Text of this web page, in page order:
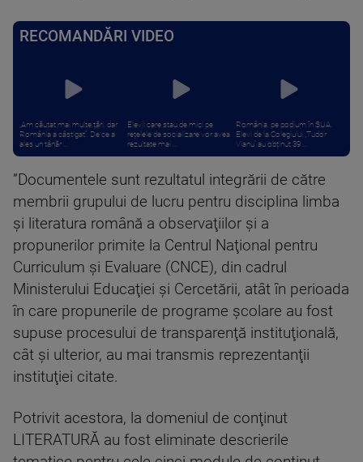
RECOMANDĂRI VIDEO
„Am căutat mai multe țări, dar
România a câștigat”. De ce a
ales un tânăr ...
Elevii care stau de mici pe
rețelele de socializare vor avea
rezultate mai ...
România, pe podium în SUA.
Elevi de la Colegiului „Tudor
Vianu” au obținut 39 ...
”Documentele sunt rezultatul integrării de către
membrii grupului de lucru pentru disciplina limba
şi literatura română a observaţiilor şi a
propunerilor primite la Centrul Naţional pentru
Curriculum şi Evaluare (CNCE), din cadrul
Ministerului Educaţiei şi Cercetării, atât în perioada
în care propunerile de programe şcolare au fost
supuse procesului de transparenţă instituţională,
cât şi ulterior, au mai transmis reprezentanţii
instituţiei citate.
Potrivit acestora, la domeniul de conţinut
LITERATURĂ au fost eliminate descrierile